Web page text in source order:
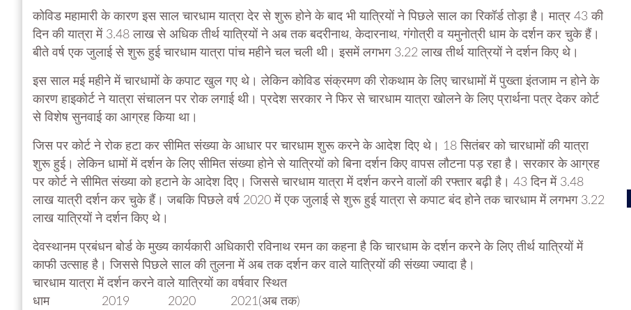
कोविड महामारी के कारण इस साल चारधाम यात्रा देर से शुरू होने के बाद भी यात्रियों ने पिछले साल का रिकॉर्ड तोड़ा है। मात्र 43 की
दिन की यात्रा में 3.48 लाख से अधिक तीर्थ यात्रियों ने अब तक बदरीनाथ, केदारनाथ, गंगोत्री व यमुनोत्री धाम के दर्शन कर चुके हैं।
बीते वर्ष एक जुलाई से शुरू हुई चारधाम यात्रा पांच महीने चल चली थी। इसमें लगभग 3.22 लाख तीर्थ यात्रियों ने दर्शन किए थे।
इस साल मई महीने में चारधामों के कपाट खुल गए थे। लेकिन कोविड संक्रमण की रोकथाम के लिए चारधामों में पुख्ता इंतजाम न होने के
कारण हाइकोर्ट ने यात्रा संचालन पर रोक लगाई थी। प्रदेश सरकार ने फिर से चारधाम यात्रा खोलने के लिए प्रार्थना पत्र देकर कोर्ट
से विशेष सुनवाई का आग्रह किया था।
जिस पर कोर्ट ने रोक हटा कर सीमित संख्या के आधार पर चारधाम शुरू करने के आदेश दिए थे। 18 सितंबर को चारधामों की यात्रा
शुरू हुई। लेकिन धामों में दर्शन के लिए सीमित संख्या होने से यात्रियों को बिना दर्शन किए वापस लौटना पड़ रहा है। सरकार के आग्रह
पर कोर्ट ने सीमित संख्या को हटाने के आदेश दिए। जिससे चारधाम यात्रा में दर्शन करने वालों की रफ्तार बढ़ी है। 43 दिन में 3.48
लाख यात्री दर्शन कर चुके हैं। जबकि पिछले वर्ष 2020 में एक जुलाई से शुरू हुई यात्रा से कपाट बंद होने तक चारधाम में लगभग 3.22
लाख यात्रियों ने दर्शन किए थे।
देवस्थानम प्रबंधन बोर्ड के मुख्य कार्यकारी अधिकारी रविनाथ रमन का कहना है कि चारधाम के दर्शन करने के लिए तीर्थ यात्रियों में
काफी उत्साह है। जिससे पिछले साल की तुलना में अब तक दर्शन कर वाले यात्रियों की संख्या ज्यादा है।
चारधाम यात्रा में दर्शन करने वाले यात्रियों का वर्षवार स्थित
धाम 2019 2020 2021(अब तक)